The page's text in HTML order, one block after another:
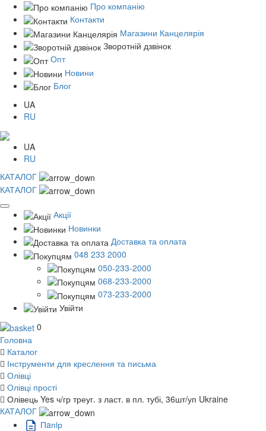
Про компанію
Контакти
Магазини Канцелярія
Зворотній дзвінок
Опт
Новини
Блог
UA
RU
UA
RU
КАТАЛОГ
КАТАЛОГ
Акції
Новинки
Доставка та оплата
048 233 2000
050-233-2000
068-233-2000
073-233-2000
Увійти
0
Головна
Каталог
Інструменти для креслення та письма
Олівці
Олівці прості
Олівець Yes ч/гр треуг. з ласт. в пл. тубі, 36шт/уп Ukraine
КАТАЛОГ
Пaпiр